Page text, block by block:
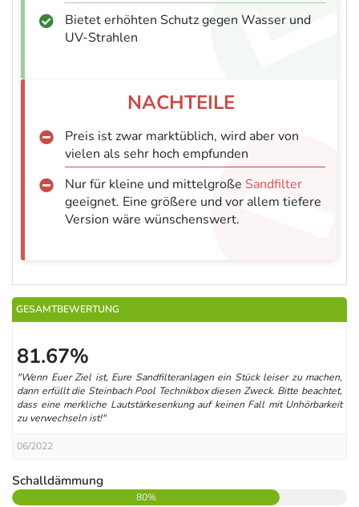
Bietet erhöhten Schutz gegen Wasser und
UV-Strahlen
Preis ist zwar marktüblich, wird aber von
vielen als sehr hoch empfunden
Nur für kleine und mittelgroße Sandfilter
geeignet. Eine größere und vor allem tiefere
Version wäre wünschenswert.
GESAMTBEWERTUNG
81.67%
"Wenn Euer Ziel ist, Eure Sandfilteranlagen ein Stück leiser zu machen,
dann erfüllt die Steinbach Pool Technikbox diesen Zweck. Bitte beachtet,
dass eine merkliche Lautstärkesenkung auf keinen Fall mit Unhörbarkeit
zu verwechseln ist!"
06/2022
Schalldämmung
80%